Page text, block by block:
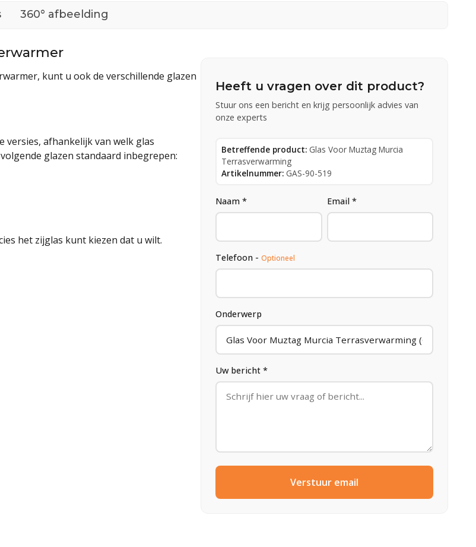
360° afbeelding
kunt u ook de verschillende glazen
versies, afhankelijk van welk glas
glazen standaard inbegrepen:
het zijglas kunt kiezen dat u wilt.
Heeft u vragen over dit product?
Stuur ons een bericht en krijg persoonlijk advies van
onze experts
Betreffende product: Glas Voor Muztag Murcia
Terrasverwarming
Artikelnummer: GAS-90-519
Naam * Email *
Telefoon -Optioneel
Onderwerp
Uw bericht *
Verstuur email